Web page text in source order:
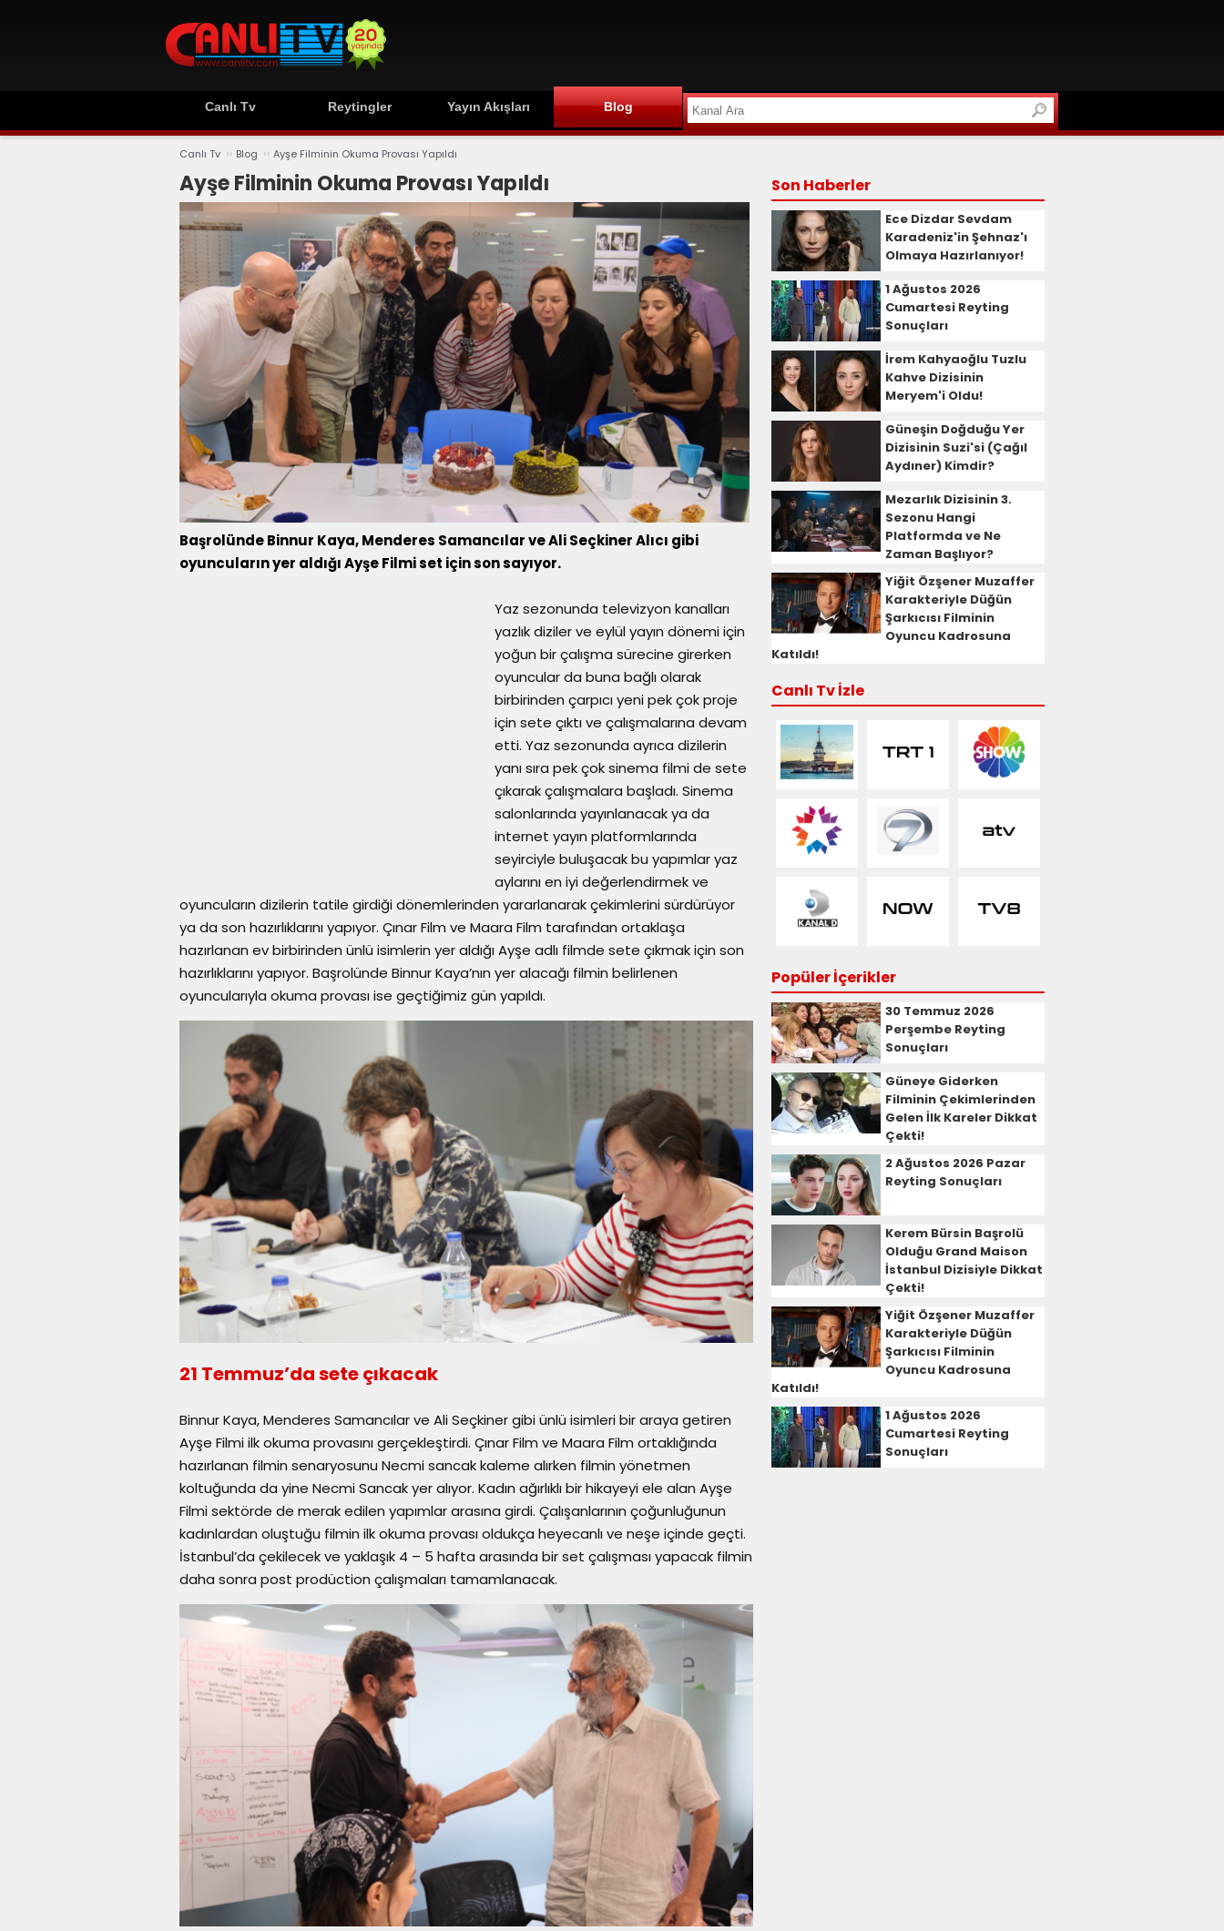
Canlı Tv Reytingler Yayın Akışları Blog
Canlı Tv ›› Blog ›› Ayşe Filminin Okuma Provası Yapıldı
Ayşe Filminin Okuma Provası Yapıldı
Başrolünde Binnur Kaya, Menderes Samancılar ve Ali Seçkiner Alıcı gibi
oyuncuların yer aldığı Ayşe Filmi set için son sayıyor.
Yaz sezonunda televizyon kanalları
yazlık diziler ve eylül yayın dönemi için
yoğun bir çalışma sürecine girerken
oyuncular da buna bağlı olarak
birbirinden çarpıcı yeni pek çok proje
için sete çıktı ve çalışmalarına devam
etti. Yaz sezonunda ayrıca dizilerin
yanı sıra pek çok sinema filmi de sete
çıkarak çalışmalara başladı. Sinema
salonlarında yayınlanacak ya da
internet yayın platformlarında
seyirciyle buluşacak bu yapımlar yaz
aylarını en iyi değerlendirmek ve
oyuncuların dizilerin tatile girdiği dönemlerinden yararlanarak çekimlerini sürdürüyor
ya da son hazırlıklarını yapıyor. Çınar Film ve Maara Film tarafından ortaklaşa
hazırlanan ev birbirinden ünlü isimlerin yer aldığı Ayşe adlı filmde sete çıkmak için son
hazırlıklarını yapıyor. Başrolünde Binnur Kaya’nın yer alacağı filmin belirlenen
oyuncularıyla okuma provası ise geçtiğimiz gün yapıldı.
21 Temmuz’da sete çıkacak
Binnur Kaya, Menderes Samancılar ve Ali Seçkiner gibi ünlü isimleri bir araya getiren
Ayşe Filmi ilk okuma provasını gerçekleştirdi. Çınar Film ve Maara Film ortaklığında
hazırlanan filmin senaryosunu Necmi sancak kaleme alırken filmin yönetmen
koltuğunda da yine Necmi Sancak yer alıyor. Kadın ağırlıklı bir hikayeyi ele alan Ayşe
Filmi sektörde de merak edilen yapımlar arasına girdi. Çalışanlarının çoğunluğunun
kadınlardan oluştuğu filmin ilk okuma provası oldukça heyecanlı ve neşe içinde geçti.
İstanbul’da çekilecek ve yaklaşık 4 – 5 hafta arasında bir set çalışması yapacak filmin
daha sonra post prodüction çalışmaları tamamlanacak.
Son Haberler
Ece Dizdar Sevdam
Karadeniz'in Şehnaz'ı
Olmaya Hazırlanıyor!
1 Ağustos 2026
Cumartesi Reyting
Sonuçları
İrem Kahyaoğlu Tuzlu
Kahve Dizisinin
Meryem'i Oldu!
Güneşin Doğduğu Yer
Dizisinin Suzi'si (Çağıl
Aydıner) Kimdir?
Mezarlık Dizisinin 3.
Sezonu Hangi
Platformda ve Ne
Zaman Başlıyor?
Yiğit Özşener Muzaffer
Karakteriyle Düğün
Şarkıcısı Filminin
Oyuncu Kadrosuna
Katıldı!
Canlı Tv İzle
Popüler İçerikler
30 Temmuz 2026
Perşembe Reyting
Sonuçları
Güneye Giderken
Filminin Çekimlerinden
Gelen İlk Kareler Dikkat
Çekti!
2 Ağustos 2026 Pazar
Reyting Sonuçları
Kerem Bürsin Başrolü
Olduğu Grand Maison
İstanbul Dizisiyle Dikkat
Çekti!
Yiğit Özşener Muzaffer
Karakteriyle Düğün
Şarkıcısı Filminin
Oyuncu Kadrosuna
Katıldı!
1 Ağustos 2026
Cumartesi Reyting
Sonuçları